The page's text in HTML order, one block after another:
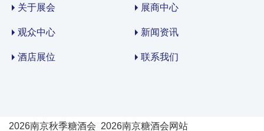
关于展会 展商中心
观众中心 新闻资讯
酒店展位 联系我们
2026南京秋季糖酒会 2026南京糖酒会网站